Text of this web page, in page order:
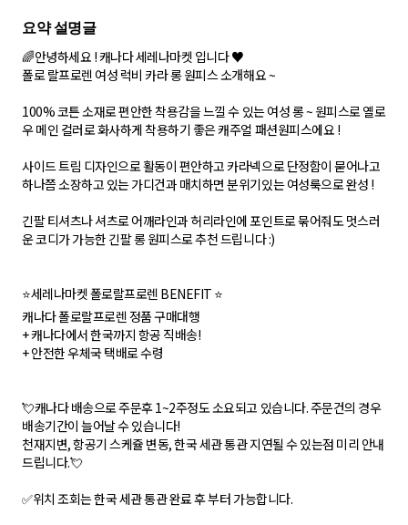
요약 설명글
🌈 안녕하세요 ! 캐나다 세레나마켓 입니다 ♥
폴로 랄프로렌 여성 럭비 카라 롱 원피스 소개해요 ~
100% 코튼 소재로 편안한 착용감을 느낄 수 있는 여성 롱 ~ 원피스로 옐로
우 메인 컬러로 화사하게 착용하기 좋은 캐주얼 패션원피스에요 !
사이드 트림 디자인으로 활동이 편안하고 카라넥으로 단정함이 묻어나고
하나쯤 소장하고 있는 가디건과 매치하면 분위기있는 여성룩으로 완성 !
긴팔 티셔츠나 셔츠로 어깨라인과 허리라인에 포인트로 묶어줘도 멋스러
운 코디가 가능한 긴팔 롱 원피스로 추천 드립니다 :)
⭐세레나마켓 폴로랄프로렌 BENEFIT ⭐
캐나다 폴로랄프로렌 정품 구매대행
+ 캐나다에서 한국까지 항공 직배송!
+ 안전한 우체국 택배로 수령
💘캐나다 배송으로 주문후 1~2주정도 소요되고 있습니다. 주문건의 경우
배송기간이 늘어날 수 있습니다!
천재지변, 항공기 스케쥴 변동, 한국 세관 통관 지연될 수 있는점 미리 안내
드립니다.💘
✅위치 조회는 한국 세관 통관 완료 후 부터 가능합니다.